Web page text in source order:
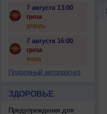
7 августа 13:00
гроза
дождь
7 августа 16:00
гроза
жара
Подробный автопрогноз
ЗДОРОВЬЕ
Предупреждения для